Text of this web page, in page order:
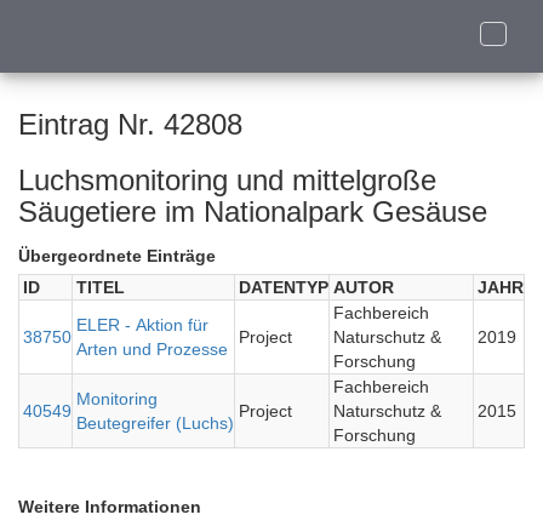
Toggle
Eintrag Nr. 42808
Luchsmonitoring und mittelgroße
Säugetiere im Nationalpark Gesäuse
Übergeordnete Einträge
ID
TITEL DATENTYP AUTOR JAHR
38750
ELER - Aktion für
Arten und Prozesse
Project
Fachbereich
Naturschutz &
Forschung
2019
40549
Monitoring
Beutegreifer (Luchs)
Project
Fachbereich
Naturschutz &
Forschung
2015
Weitere Informationen